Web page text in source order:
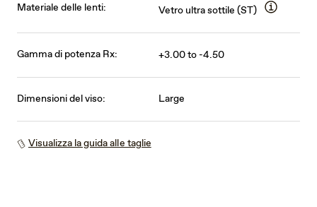
Materiale delle lenti: Vetro ultra sottile (ST)
Gamma di potenza Rx: +3.00 to -4.50
Dimensioni del viso: Large
Visualizza la guida alle taglie